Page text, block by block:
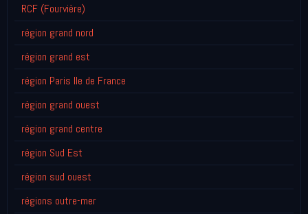
RCF (Fourvière)
région grand nord
région grand est
région Paris Ile de France
région grand ouest
région grand centre
région Sud Est
région sud ouest
régions outre-mer